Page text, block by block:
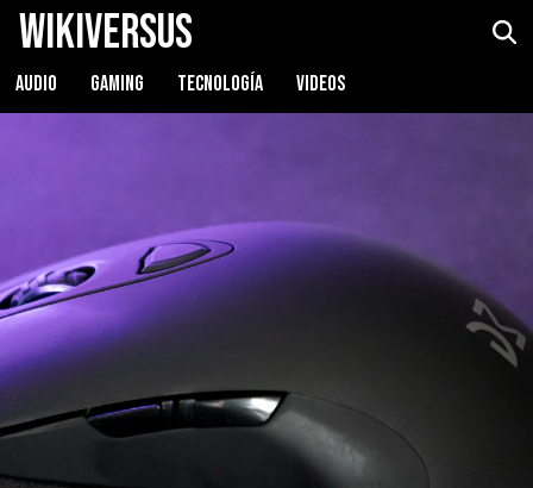
WikiVersus
AUDIO GAMING TECNOLOGÍA VIDEOS
Dream Machines DM1 FPS Ver precio